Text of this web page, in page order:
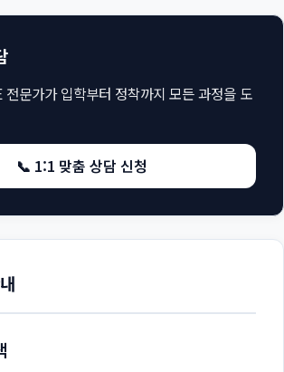
문가가 입학부터 정착까지 모든 과정을 도
📞 1:1 맞춤 상담 신청